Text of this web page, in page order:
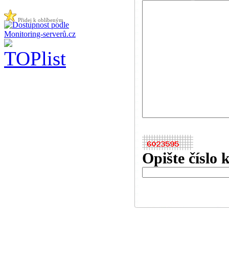
Opište číslo
Přidej k oblíbeným